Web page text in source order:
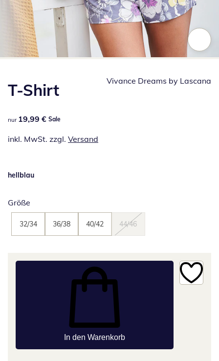
T-Shirt
19,99 €
nur 19,99 € Sale
inkl. MwSt. zzgl. Versand
Vivance Dreams by Lascana
hellblau
Größe
32/34 36/38 40/42 44/46
In den Warenkorb